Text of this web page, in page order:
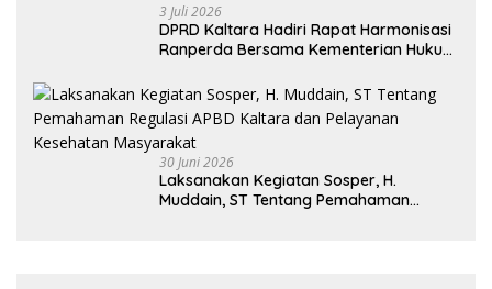
3 Juli 2026
DPRD Kaltara Hadiri Rapat Harmonisasi
Ranperda Bersama Kementerian Hukum
30 Juni 2026
Laksanakan Kegiatan Sosper, H.
Muddain, ST Tentang Pemahaman